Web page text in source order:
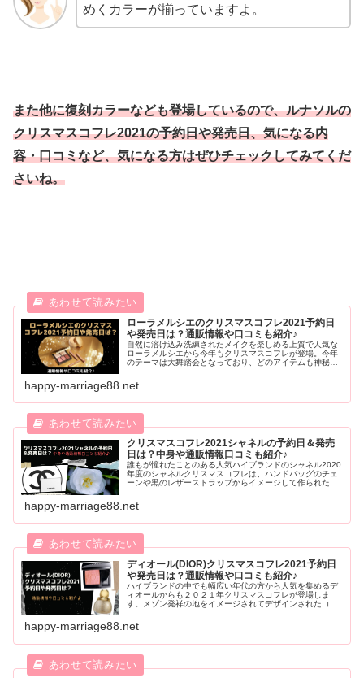
めくカラーが揃っていますよ。
また他に復刻カラーなども登場しているので、ルナソルの
クリスマスコフレ2021の予約日や発売日、気になる内
容・口コミなど、気になる方はぜひチェックしてみてくだ
さいね。
ローラメルシエのクリスマスコフレ2021予約日
や発売日は？通販情報や口コミも紹介♪
自然に溶け込み洗練されたメイクを楽しめる上質で人気な
ローラメルシエから今年もクリスマスコフレが登場。今年
のテーマは大舞踏会となっており、どのアイテムも神秘で
日・内容をご紹介します。
happy-marriage88.net
クリスマスコフレ2021シャネルの予約日＆発売
日は？中身や通販情報口コミも紹介♪
誰もが憧れたことのある人気ハイブランドのシャネル2020
年度のシャネルクリスマスコフレは、ハンドバッグのチェ
ーンや黒のレザーストラップからイメージして作られた高
予約日・内容などをまとめてご紹介します。
happy-marriage88.net
ディオール(DIOR)クリスマスコフレ2021予約日
や発売日は？通販情報や口コミも紹介♪
ハイブランドの中でも幅広い年代の方から人気を集めるデ
ィオールからも２０２１年クリスマスコフレが登場しま
す。メゾン発祥の地をイメージされてデザインされたコフ
オールクリスマスコフレの発売日や予約日・内容について
ご紹介します。
happy-marriage88.net